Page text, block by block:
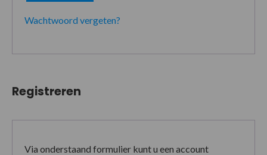
Wachtwoord vergeten?
Registreren
Via onderstaand formulier kunt u een account